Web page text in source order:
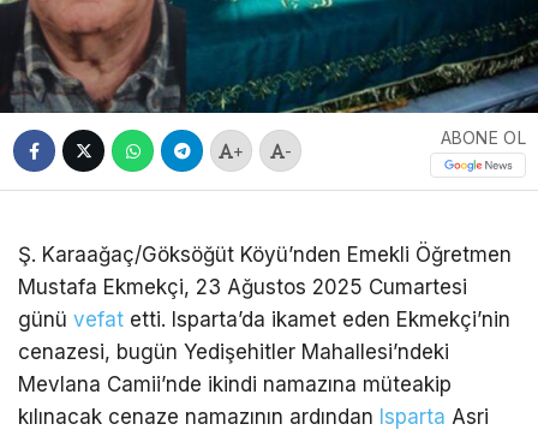
+ -
ABONE OL
Ş. Karaağaç/Göksöğüt Köyü’nden Emekli Öğretmen
Mustafa Ekmekçi, 23 Ağustos 2025 Cumartesi
günü vefat etti. Isparta’da ikamet eden Ekmekçi’nin
cenazesi, bugün Yedişehitler Mahallesi’ndeki
Mevlana Camii’nde ikindi namazına müteakip
kılınacak cenaze namazının ardından Isparta Asri